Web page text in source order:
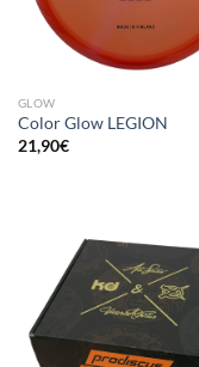
GLOW
Color Glow LEGION
21,90€